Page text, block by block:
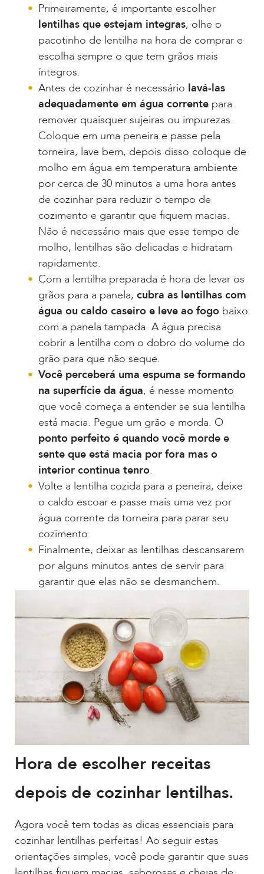
Primeiramente, é importante escolher
lentilhas que estejam integras, olhe o
pacotinho de lentilha na hora de comprar e
escolha sempre o que tem grãos mais
íntegros.
Antes de cozinhar é necessário lavá-las
adequadamente em água corrente para
remover quaisquer sujeiras ou impurezas.
Coloque em uma peneira e passe pela
torneira, lave bem, depois disso coloque de
molho em água em temperatura ambiente
por cerca de 30 minutos a uma hora antes
de cozinhar para reduzir o tempo de
cozimento e garantir que fiquem macias.
Não é necessário mais que esse tempo de
molho, lentilhas são delicadas e hidratam
rapidamente.
Com a lentilha preparada é hora de levar os
grãos para a panela, cubra as lentilhas com
água ou caldo caseiro e leve ao fogo baixo
com a panela tampada. A água precisa
cobrir a lentilha com o dobro do volume do
grão para que não seque.
Você perceberá uma espuma se formando
na superfície da água, é nesse momento
que você começa a entender se sua lentilha
está macia. Pegue um grão e morda. O
ponto perfeito é quando você morde e
sente que está macia por fora mas o
interior continua tenro.
Volte a lentilha cozida para a peneira, deixe
o caldo escoar e passe mais uma vez por
água corrente da torneira para parar seu
cozimento.
Finalmente, deixar as lentilhas descansarem
por alguns minutos antes de servir para
garantir que elas não se desmanchem.
Hora de escolher receitas
depois de cozinhar lentilhas.
Agora você tem todas as dicas essenciais para
cozinhar lentilhas perfeitas! Ao seguir estas
orientações simples, você pode garantir que suas